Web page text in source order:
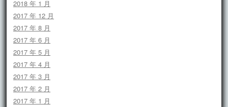
2018 年 1 月
2017 年 12 月
2017 年 8 月
2017 年 6 月
2017 年 5 月
2017 年 4 月
2017 年 3 月
2017 年 2 月
2017 年 1 月